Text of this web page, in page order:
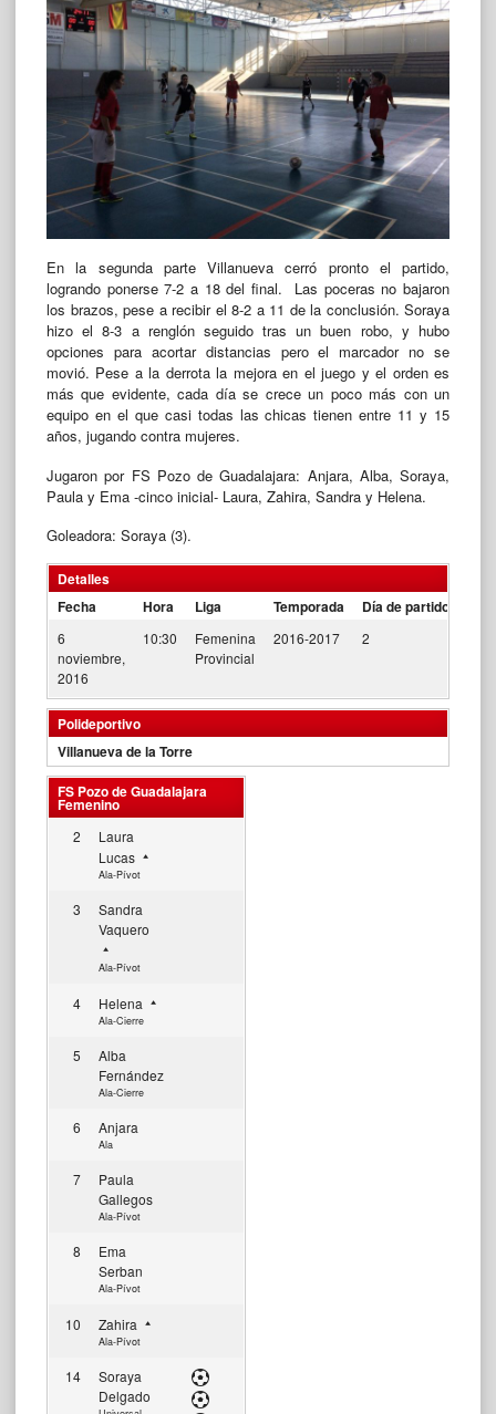
En la segunda parte Villanueva cerró pronto el partido,
logrando ponerse 7-2 a 18 del final. Las poceras no bajaron
los brazos, pese a recibir el 8-2 a 11 de la conclusión. Soraya
hizo el 8-3 a renglón seguido tras un buen robo, y hubo
opciones para acortar distancias pero el marcador no se
movió. Pese a la derrota la mejora en el juego y el orden es
más que evidente, cada día se crece un poco más con un
equipo en el que casi todas las chicas tienen entre 11 y 15
años, jugando contra mujeres.
Jugaron por FS Pozo de Guadalajara: Anjara, Alba, Soraya,
Paula y Ema -cinco inicial- Laura, Zahira, Sandra y Helena.
Goleadora: Soraya (3).
Detalles
Fecha
Hora Liga Temporada Día de partido
6
noviembre,
2016
10:30
Femenina
Provincial
2016-2017 2
Polideportivo
Villanueva de la Torre
FS Pozo de Guadalajara
Femenino
2
Laura
Lucas
Ala-Pívot
3
Sandra
Vaquero
Ala-Pívot
4 Helena
Ala-Cierre
5
Alba
Fernández
Ala-Cierre
6 Anjara
Ala
7
Paula
Gallegos
Ala-Pívot
8
Ema
Serban
Ala-Pívot
10 Zahira
Ala-Pívot
14
Soraya
Delgado